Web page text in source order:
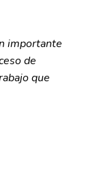
importante
de
que